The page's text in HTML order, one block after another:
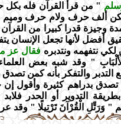
" من قرأ القرآن فله
ولكن ألف حرف ولام حرف وميم
وجيزة قدرا كبيرا من
أفضل لأنها تجعل الإنسان
لكي نتفهمه ونتدبره فقال عز
الْأَلْبَابِ " وقد شبه بعض
التدبر والتفكر بأنه كمن
تصدق بدراهم كثيرة وأقول إن
التدوير أو الحدر
" وَرَتِّلِ الْقُرْآنَ تَرْتِيلًا " وقد